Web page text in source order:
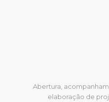
Abertura,
elaboração de